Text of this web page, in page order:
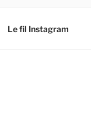
Le fil Instagram